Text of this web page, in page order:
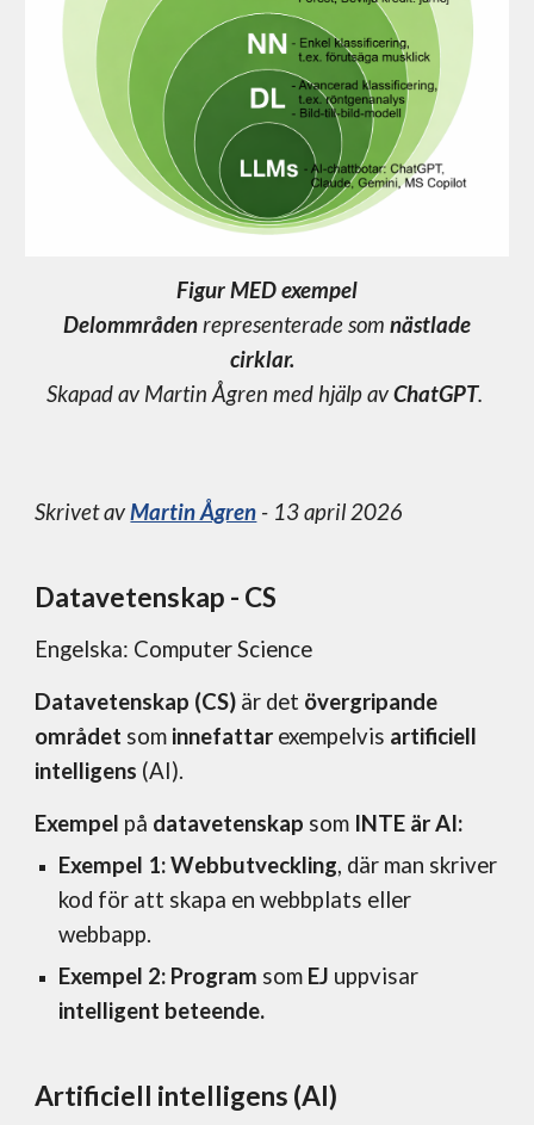
Figur MED exempel
Delommrådenrepresenterade som nästlade
cirklar.
Skapad av Martin Ågren med hjälp avChatGPT.
Skrivet avMartin Ågren - 13 april 2026
Datavetenskap - CS
Engelska: Computer Science
Datavetenskap (CS) är det övergripande
området som innefattar exempelvis artificiell
intelligens (AI).
Exempel på datavetenskap som INTE är AI:
Exempel 1: Webbutveckling, där man skriver
kod för att skapa en webbplats eller
webbapp.
Exempel 2: Program som EJ uppvisar
intelligent beteende.
Artificiell intelligens (AI)